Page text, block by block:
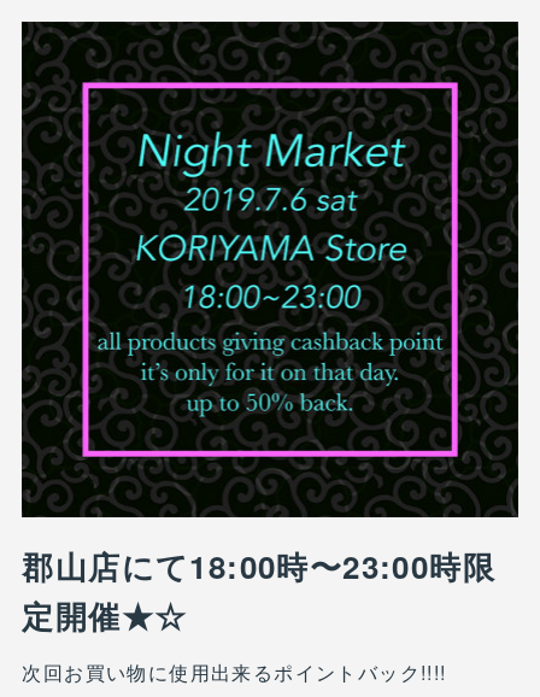
郡山店にて18:00時〜23:00時限
定開催★☆
次回お買い物に使用出来るポイントバック!!!!